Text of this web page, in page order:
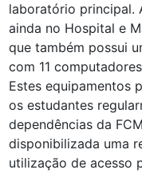
laboratório principal.
ainda no Hospital e
que também possui
com 11
Estes equipamentos
os estudantes
dependências da
disponibilizada uma
utilização de acesso